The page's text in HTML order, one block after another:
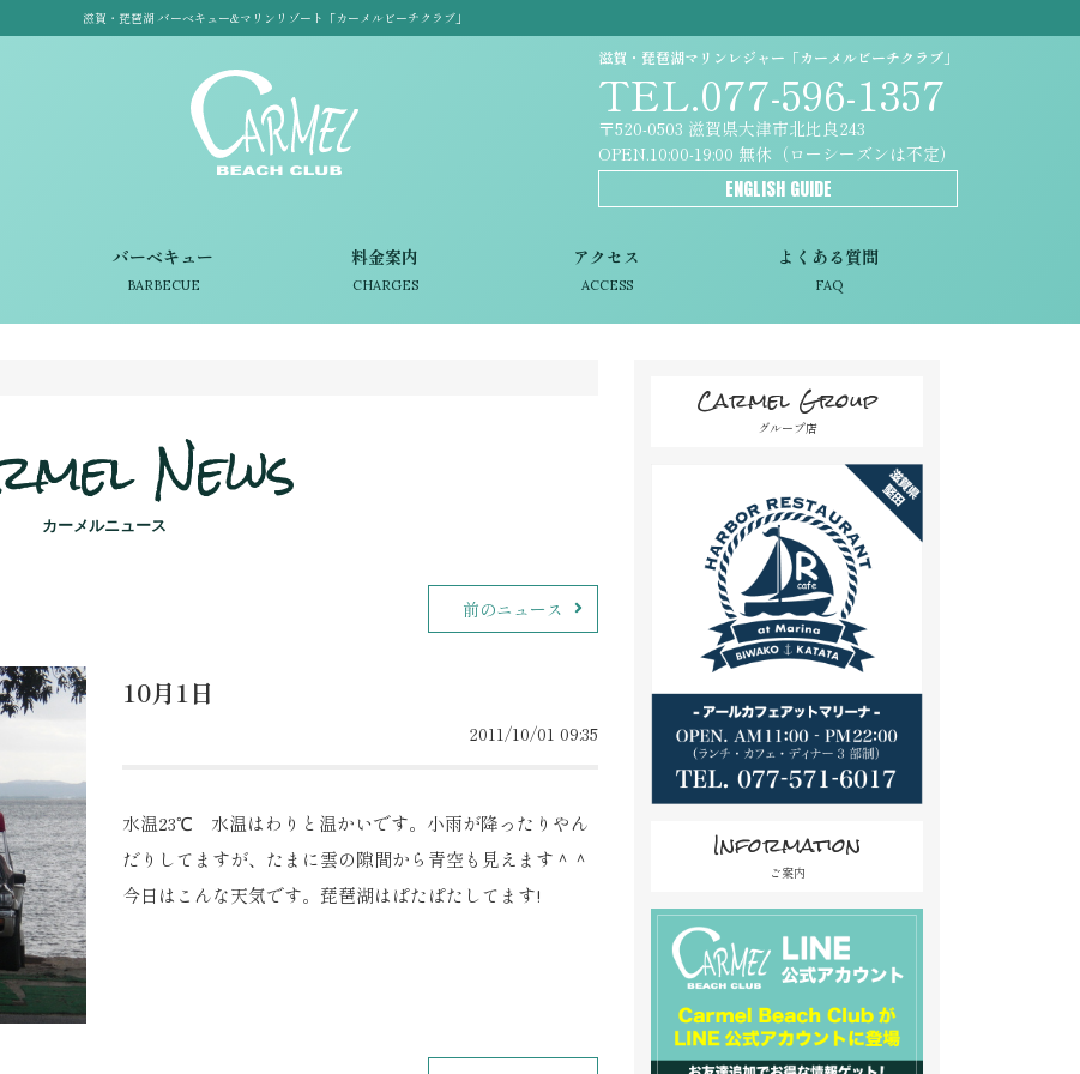
滋賀・琵琶湖 バーベキュー&マリンリゾート「カーメルビーチクラブ」
バーベキュー
BARBECUE
料金案内
CHARGES
アクセス
ACCESS
よくある質問
FAQ
滋賀・琵琶湖マリンレジャー「カーメルビーチクラブ」
TEL.077-596-1357
〒520-0503 滋賀県大津市北比良243
OPEN.10:00-19:00 無休（ローシーズンは不定）
ENGLISH GUIDE
News
カーメルニュース
前のニュース
10月1日
2011/10/01 09:35
水温23℃ 水温はわりと温かいです。小雨が降ったりやん
だりしてますが、たまに雲の隙間から青空も見えます＾＾
今日はこんな天気です。琵琶湖はぱたぱたしてます!
Carmel Group
グループ店
Information
ご案内